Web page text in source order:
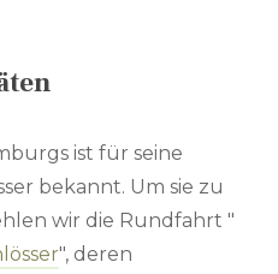
ist für seine
bekannt. Um sie zu
wir die Rundfahrt "
", deren